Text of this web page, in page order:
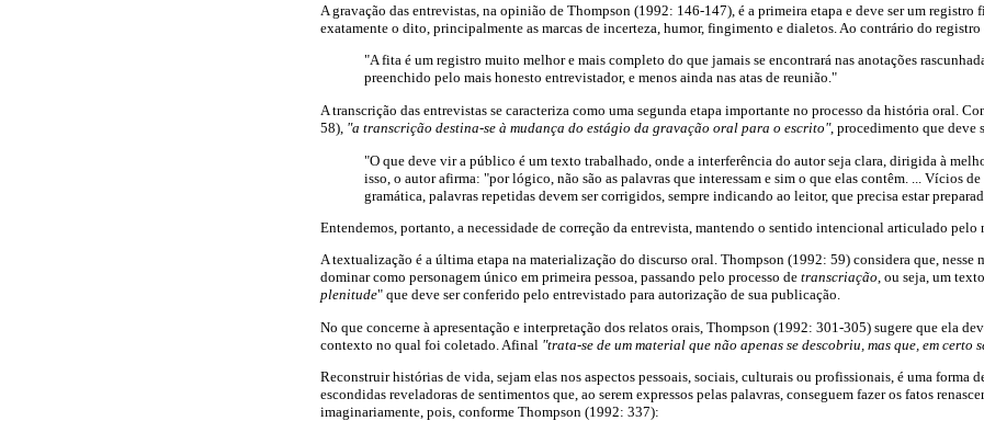
A gravação das entrevistas, na opinião de Thompson (1992: 146-147), é a primeira etapa e deve ser um registro
exatamente o dito, principalmente as marcas de incerteza, humor, fingimento e dialetos. Ao contrário do registro
"A fita é um registro muito melhor e mais completo do que jamais se encontrará nas anotações
preenchido pelo mais honesto entrevistador, e menos ainda nas atas de reunião."
A transcrição das entrevistas se caracteriza como uma segunda etapa importante no processo da história oral.
58), "a transcrição destina-se à mudança do estágio da gravação oral para o escrito", procedimento que deve
"O que deve vir a público é um texto trabalhado, onde a interferência do autor seja clara, dirigida à
isso, o autor afirma: "por lógico, não são as palavras que interessam e sim o que elas contêm. ... Vícios
gramática, palavras repetidas devem ser corrigidos, sempre indicando ao leitor, que precisa estar
Entendemos, portanto, a necessidade de correção da entrevista, mantendo o sentido intencional articulado pelo
A textualização é a última etapa na materialização do discurso oral. Thompson (1992: 59) considera que, nesse
dominar como personagem único em primeira pessoa, passando pelo processo de transcriação, ou seja, um
plenitude" que deve ser conferido pelo entrevistado para autorização de sua publicação.
No que concerne à apresentação e interpretação dos relatos orais, Thompson (1992: 301-305) sugere que ela
contexto no qual foi coletado. Afinal "trata-se de um material que não apenas se descobriu, mas que, em certo
Reconstruir histórias de vida, sejam elas nos aspectos pessoais, sociais, culturais ou profissionais, é uma forma
escondidas reveladoras de sentimentos que, ao serem expressos pelas palavras, conseguem fazer os fatos
imaginariamente, pois, conforme Thompson (1992: 337):